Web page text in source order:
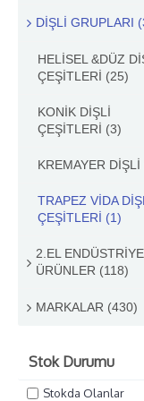
DİŞLİ GRUPLARI
HELİSEL &DÜZ
ÇEŞİTLERİ (25)
KONİK DİŞLİ
ÇEŞİTLERİ (3)
KREMAYER DİŞLİ
TRAPEZ VİDA
ÇEŞİTLERİ (1)
2.EL
ÜRÜNLER (118)
MARKALAR (430)
Stok Durumu
Stokda Olanlar